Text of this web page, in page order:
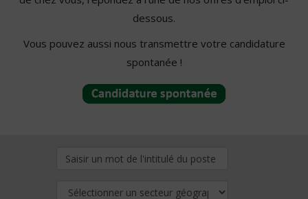
dessous.
Vous pouvez aussi nous transmettre votre candidature
spontanée !